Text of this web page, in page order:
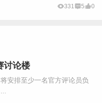
331 5 0
讨论楼
安排至少一名官方评论员负